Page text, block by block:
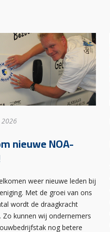
nieuwe NOA-
weer nieuwe leden bij
Met de groei van ons
wordt de draagkracht
Zo kunnen wij ondernemers
nog betere